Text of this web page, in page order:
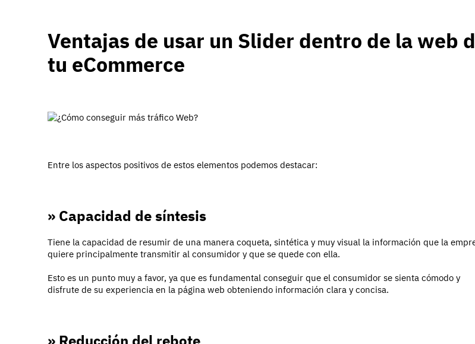
Ventajas de usar un Slider dentro de la web
tu eCommerce
Entre los aspectos positivos de estos elementos podemos destacar:
» Capacidad de síntesis
Tiene la capacidad de resumir de una manera coqueta, sintética y muy visual la información que la
quiere principalmente transmitir al consumidor y que se quede con ella.
Esto es un punto muy a favor, ya que es fundamental conseguir que el consumidor se sienta cómodo y
disfrute de su experiencia en la página web obteniendo información clara y concisa.